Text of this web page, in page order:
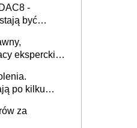
-
być
eksperckiej -
po kilku
za